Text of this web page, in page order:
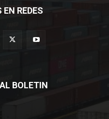
REDES
BOLETIN